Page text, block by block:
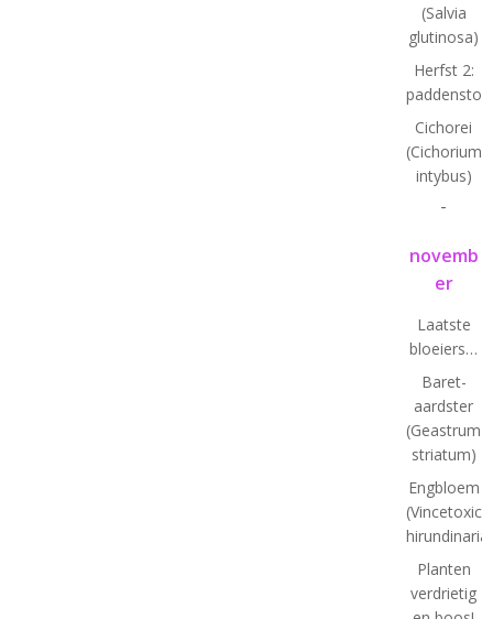
(Salvia
glutinosa)
Herfst 2:
Cichorei
(Cichorium
intybus)
-
novemb
er
Laatste
bloeiers…
Baret-
aardster
(Geastrum
striatum)
Engbloem
hirundinaria)
Planten
verdrietig